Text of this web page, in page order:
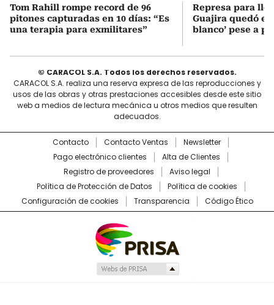
Tom Rahill rompe record de 96
pitones capturadas en 10 días: “Es
una terapia para exmilitares”
Represa para
Guajira quedó en
blanco’ pese a
© CARACOL S.A. Todos los derechos reservados.
CARACOL S.A. realiza una reserva expresa de las reproducciones y
usos de las obras y otras prestaciones accesibles desde este sitio
web a medios de lectura mecánica u otros medios que resulten
adecuados.
Contacto Contacto Ventas
Newsletter
Pago electrónico clientes
Alta de Clientes
Registro de proveedores
Aviso legal
Política de Protección de Datos
Política de cookies
Configuración de cookies
Transparencia Código Ético